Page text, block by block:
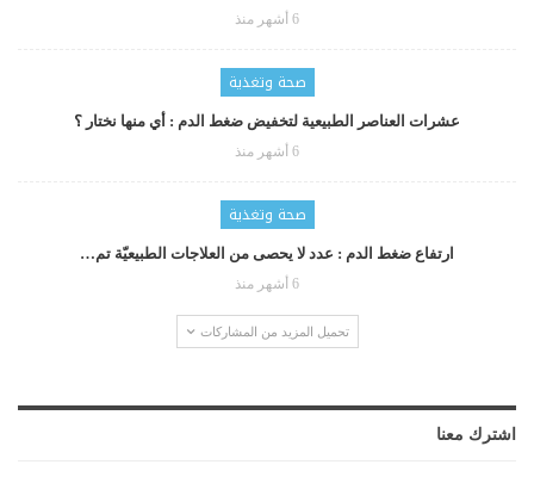
6 أشهر منذ
صحة وتغذية
عشرات العناصر الطبيعية لتخفيض ضغط الدم : أي منها نختار ؟
6 أشهر منذ
صحة وتغذية
ارتفاع ضغط الدم : عدد لا يحصى من العلاجات الطبيعيّة تم…
6 أشهر منذ
تحميل المزيد من المشاركات
اشترك معنا